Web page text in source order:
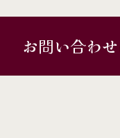
お問い合わ